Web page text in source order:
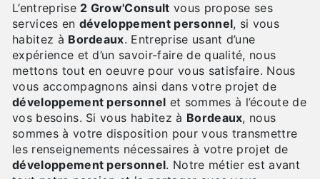
L’entreprise 2 Grow'Consult vous propose ses
services en développement personnel, si vous
habitez à Bordeaux. Entreprise usant d’une
expérience et d’un savoir-faire de qualité, nous
mettons tout en oeuvre pour vous satisfaire. Nous
vous accompagnons ainsi dans votre projet de
développement personnel et sommes à l’écoute de
vos besoins. Si vous habitez à Bordeaux, nous
sommes à votre disposition pour vous transmettre
les renseignements nécessaires à votre projet de
développement personnel. Notre métier est avant